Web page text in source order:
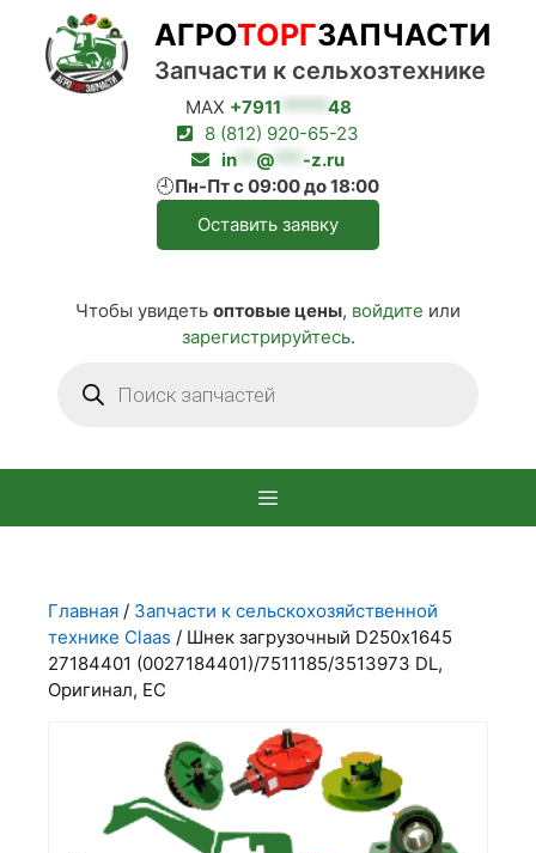
Перейти
содержимому
MAX +7911 ***** 48
8 (812) 920-65-23
in
@ *** -z.ru
🕘Пн-Пт с 09:00 до 18:00
Оставить заявку
Чтобы увидеть оптовые цены, войдите или
зарегистрируйтесь.
товаров
АГРОТОРГЗАПЧАСТИ
Запчасти к сельхозтехнике
Главная / Запчасти к сельскохозяйственной
технике Claas / Шнек загрузочный D250х1645
27184401 (0027184401)/7511185/3513973 DL,
Оригинал, ЕС